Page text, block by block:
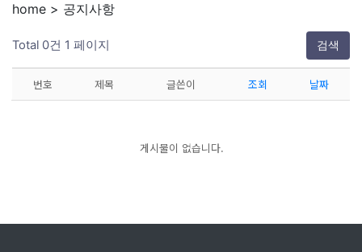
home > 공지사항
Total 0건 1 페이지 검색
번호 제목 글쓴이 조회 날짜
게시물이 없습니다.